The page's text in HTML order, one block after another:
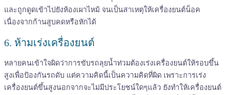
และถูกดูดเข้าไปยังห้องเผาไหม้ จนเป็นสาเหตุให้เครื่องยนต์น็อค
เนื่องจากก้านสูบคดหรือหักได้
6. ห้ามเร่งเครื่องยนต์
หลายคนเข้าใจผิดว่าการขับรถลุยน้ำท่วมต้องเร่งเครื่องยนต์ให้รอบขึ้น
สูงเพื่อป้องกันรถดับ แต่ความคิดนี้เป็นความคิดที่ผิด เพราะการเร่ง
เครื่องยนต์ขึ้นสูงนอกจากจะไม่มีประโยชน์ใดๆแล้ว ยังทำให้เครื่องยนต์